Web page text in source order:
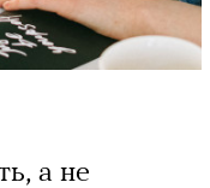
а не